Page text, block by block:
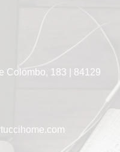
Colombo, 183 | 84129